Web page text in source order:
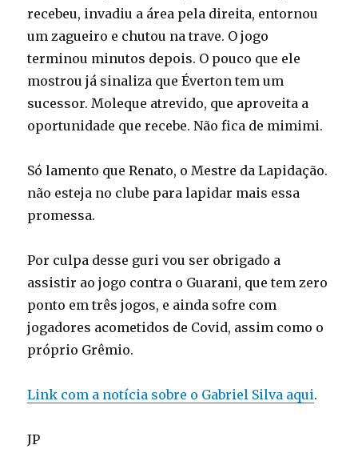
recebeu, invadiu a área pela direita, entornou
um zagueiro e chutou na trave. O jogo
terminou minutos depois. O pouco que ele
mostrou já sinaliza que Éverton tem um
sucessor. Moleque atrevido, que aproveita a
oportunidade que recebe. Não fica de mimimi.
Só lamento que Renato, o Mestre da Lapidação.
não esteja no clube para lapidar mais essa
promessa.
Por culpa desse guri vou ser obrigado a
assistir ao jogo contra o Guarani, que tem zero
ponto em três jogos, e ainda sofre com
jogadores acometidos de Covid, assim como o
próprio Grêmio.
Link com a notícia sobre o Gabriel Silva aqui.
JP